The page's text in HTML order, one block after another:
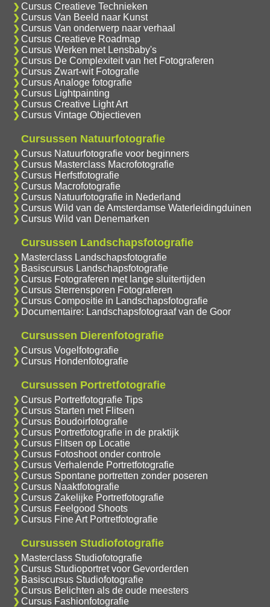
Cursus Creatieve Technieken
Cursus Van Beeld naar Kunst
Cursus Van onderwerp naar verhaal
Cursus Creatieve Roadmap
Cursus Werken met Lensbaby's
Cursus De Complexiteit van het Fotograferen
Cursus Zwart-wit Fotografie
Cursus Analoge fotografie
Cursus Lightpainting
Cursus Creative Light Art
Cursus Vintage Objectieven
Cursussen Natuurfotografie
Cursus Natuurfotografie voor beginners
Cursus Masterclass Macrofotografie
Cursus Herfstfotografie
Cursus Macrofotografie
Cursus Natuurfotografie in Nederland
Cursus Wild van de Amsterdamse Waterleidingduinen
Cursus Wild van Denemarken
Cursussen Landschapsfotografie
Masterclass Landschapsfotografie
Basiscursus Landschapsfotografie
Cursus Fotograferen met lange sluitertijden
Cursus Sterrensporen Fotograferen
Cursus Compositie in Landschapsfotografie
Documentaire: Landschapsfotograaf van de Goor
Cursussen Dierenfotografie
Cursus Vogelfotografie
Cursus Hondenfotografie
Cursussen Portretfotografie
Cursus Portretfotografie Tips
Cursus Starten met Flitsen
Cursus Boudoirfotografie
Cursus Portretfotografie in de praktijk
Cursus Flitsen op Locatie
Cursus Fotoshoot onder controle
Cursus Verhalende Portretfotografie
Cursus Spontane portretten zonder poseren
Cursus Naaktfotografie
Cursus Zakelijke Portretfotografie
Cursus Feelgood Shoots
Cursus Fine Art Portretfotografie
Cursussen Studiofotografie
Masterclass Studiofotografie
Cursus Studioportret voor Gevorderden
Basiscursus Studiofotografie
Cursus Belichten als de oude meesters
Cursus Fashionfotografie